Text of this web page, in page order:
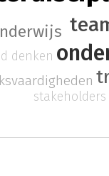
denken
stakeholders